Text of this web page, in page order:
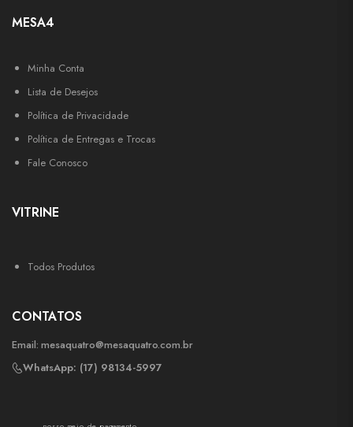
MESA4
Minha Conta
Lista de Desejos
Política de Privacidade
Política de Entregas e Trocas
Fale Conosco
VITRINE
Todos Produtos
CONTATOS
Email: mesaquatro@mesaquatro.com.br
WhatsApp: (17) 98134-5997